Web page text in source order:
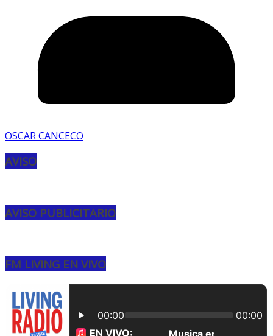
OSCAR CANCECO
AVISO
AVISO PUBLICITARIO
FM LIVING EN VIVO